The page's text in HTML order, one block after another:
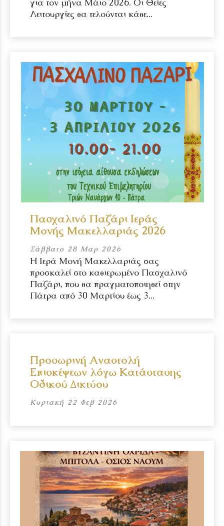
Λειτουργίες θα τελούνται κάθε...
Πασχαλινό Παζάρι Ιεράς
Μονής Μακελλαριάς 2026
Σάββατο 28 Μαρ 2026
Η Ιερά Μονή Μακελλαριάς σας
προσκαλεί στο καθιερωμένο Πασχαλινό
Παζάρι, που θα πραγματοποιηθεί στην
Πάτρα από 30 Μαρτίου έως 3...
Προσωρινή Αναστολή
Επισκέψεων λόγω Κατάστασης
Οδικού Δικτύου
Κυριακή 22 Φεβ 2026